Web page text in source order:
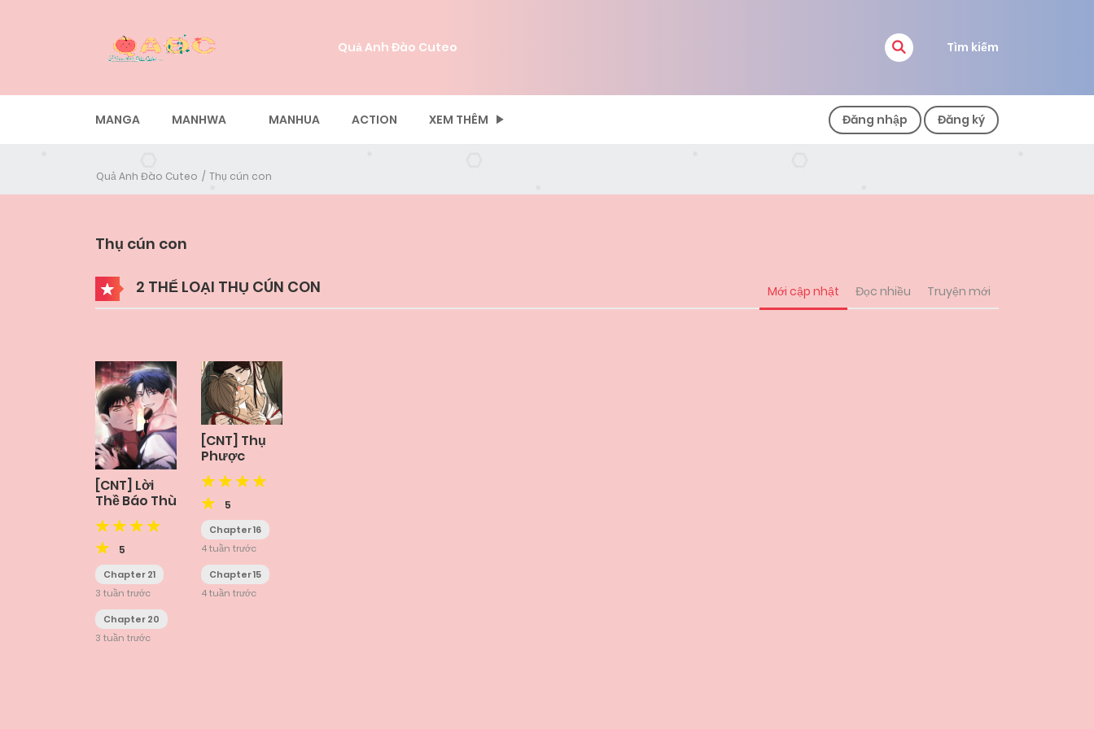
Quả Anh Đào Cuteo Tìm kiếm
MANGA MANHWA MANHUA ACTION XEM THÊM Đăng nhập Đăng ký
Quả Anh Đào Cuteo Thụ cún con
Thụ cún con
2 THỂ LOẠI THỤ CÚN CON Mới cập nhật Đọc nhiều Truyện mới
[CNT] Lời
Thề Báo Thù
5
Chapter 21
3 tuần trước
Chapter 20
3 tuần trước
[CNT] Thụ
Phược
5
Chapter 16
4 tuần trước
Chapter 15
4 tuần trước